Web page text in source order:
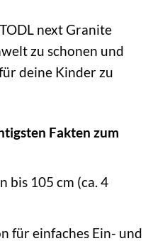
next Granite
zu schonen und
deine Kinder zu
Fakten zum
bis 105 cm (ca. 4
für einfaches Ein- und